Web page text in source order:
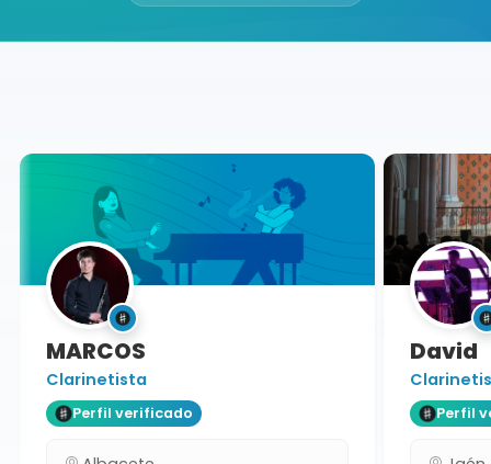
Buscador de músicos
MARCOS
Clarinetista
Perfil verificado
David
Perfil